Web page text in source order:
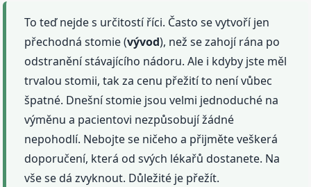
To teď nejde s určitostí říci. Často se vytvoří jen
přechodná stomie (vývod), než se zahojí rána po
odstranění stávajícího nádoru. Ale i kdyby jste měl
trvalou stomii, tak za cenu přežití to není vůbec
špatné. Dnešní stomie jsou velmi jednoduché na
výměnu a pacientovi nezpůsobují žádné
nepohodlí. Nebojte se ničeho a přijměte veškerá
doporučení, která od svých lékařů dostanete. Na
vše se dá zvyknout. Důležité je přežít.